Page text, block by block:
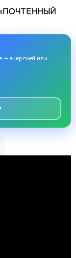
— энергией или